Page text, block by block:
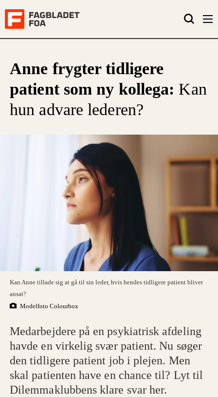
Anne frygter tidligere
patient som ny kollega: Kan
hun advare lederen?
Kan Anne tillade sig at gå til sin leder, hvis hendes tidligere patient bliver
ansat?
Modelfoto Colourbox
Medarbejdere på en psykiatrisk afdeling
havde en virkelig svær patient. Nu søger
den tidligere patient job i plejen. Men
skal patienten have en chance til? Lyt til
Dilemmaklubbens klare svar her.